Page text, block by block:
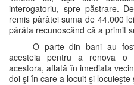
interogatoriu, spre păstrare.
remis pârâtei suma de 44.000
pârâta recunoscând că a primit
O parte din bani au
acesteia pentru a renova o
acestora, aflată în imediata
doi şi în care a locuit şi